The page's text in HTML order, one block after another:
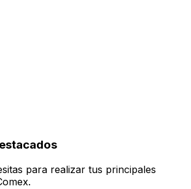
para realizar tus principales